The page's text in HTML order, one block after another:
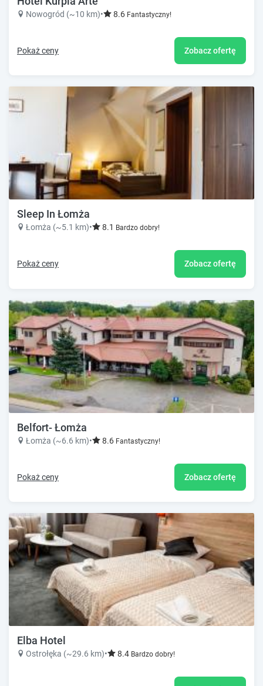
Nowogród (~10 km)• 8.6 Fantastyczny!
Pokaż ceny Zobacz ofertę
Sleep In Łomża
Łomża (~5.1 km)• 8.1 Bardzo dobry!
Pokaż ceny Zobacz ofertę
Belfort- Łomża
Łomża (~6.6 km)• 8.6 Fantastyczny!
Pokaż ceny Zobacz ofertę
Elba Hotel
Ostrołęka (~29.6 km)• 8.4 Bardzo dobry!